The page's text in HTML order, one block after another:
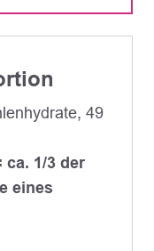
49
ca. 1/3 der
eines